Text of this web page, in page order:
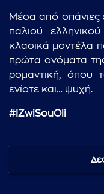
Μέσα από σπάνιες
παλιού
κλασικά μοντέλα
πρώτα ονόματα
ρομαντική, όπου
ενίοτε και… ψυχή.
#IZwiSouOli